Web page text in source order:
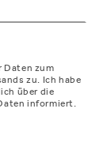
Daten zum
zu. Ich habe
über die
informiert.